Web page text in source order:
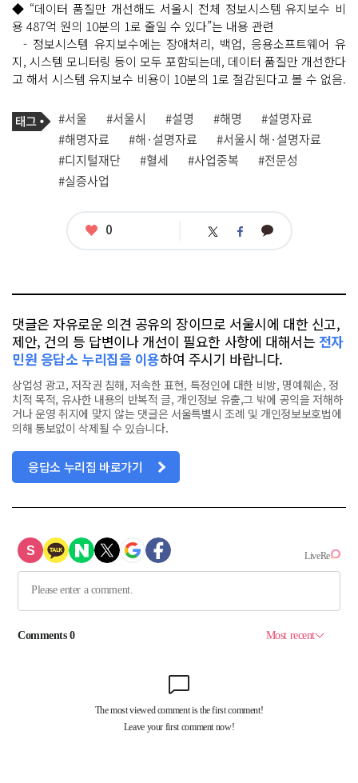
◆ “데이터 품질만 개선해도 서울시 전체 정보시스템 유지보수 비
용 487억 원의 10분의 1로 줄일 수 있다”는 내용 관련
- 정보시스템 유지보수에는 장애처리, 백업, 응용소프트웨어 유
지, 시스템 모니터링 등이 모두 포함되는데, 데이터 품질만 개선한다
고 해서 시스템 유지보수 비용이 10분의 1로 절감된다고 볼 수 없음.
기
사
관
련
태
그
태
그
#서울 #서울시 #설명 #해명
#설명자료
#해명자료
#해·설명자료
#서울시 해·설명자료
#디지털재단
#혈세 #사업중복
#전문성
#실증사업
좋
0 트 페 카
댓글은 자유로운 의견 공유의 장이므로 서울시에 대한 신고,
제안, 건의 등 답변이나 개선이 필요한 사항에 대해서는 전자
민원 응답소 누리집을 이용하여 주시기 바랍니다.
상업성 광고, 저작권 침해, 저속한 표현, 특정인에 대한 비방, 명예훼손, 정
치적 목적, 유사한 내용의 반복적 글, 개인정보 유출,그 밖에 공익을 저해하
거나 운영 취지에 맞지 않는 댓글은 서울특별시 조례 및 개인정보보호법에
의해 통보없이 삭제될 수 있습니다.
응답소 누리집 바로가기